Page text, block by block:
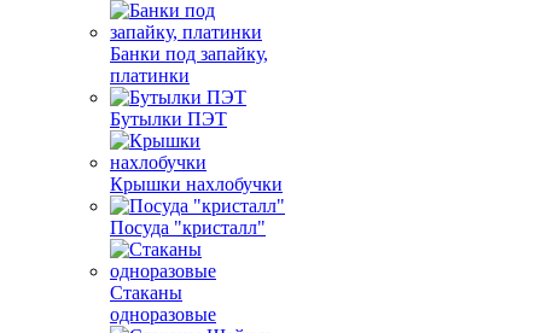
Банки под запайку,
платинки
Бутылки ПЭТ
Крышки нахлобучки
Посуда "кристалл"
Стаканы
одноразовые